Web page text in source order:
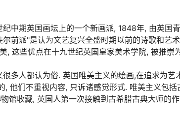
中期英国画坛上的一个新画派, 1848年, 由英国
前派"是认为文艺复兴全盛时期以前的诗歌和艺
, 这些优点在十九世纪英国皇家美术学院, 被推
多人都认为俗. 英国唯美主义的绘画,在追求为
, 他们不重视内容, 只诉诸感觉形式. 唯美主义包
馆收藏, 英国人第一次接触到古希腊古典大师的